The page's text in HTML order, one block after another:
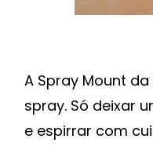
A Spray Mount
spray. Só deixar
e espirrar com